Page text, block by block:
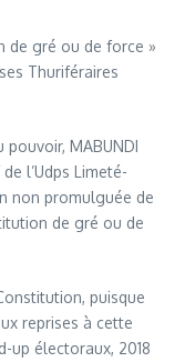
de gré ou de force »
Thuriféraires
MABUNDI
l’Udps Limeté-
non promulguée de
de gré ou de
puisque
reprises à cette
up électoraux, 2018